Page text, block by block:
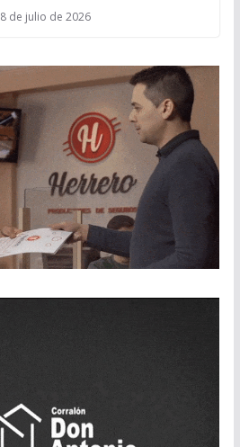
8 de julio de 2026